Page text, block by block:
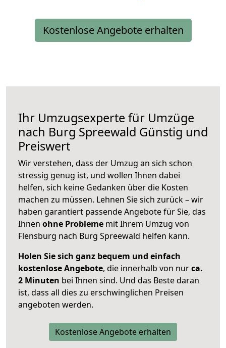
Kostenlose Angebote erhalten
Ihr Umzugsexperte für Umzüge
nach Burg Spreewald Günstig und
Preiswert
Wir verstehen, dass der Umzug an sich schon
stressig genug ist, und wollen Ihnen dabei
helfen, sich keine Gedanken über die Kosten
machen zu müssen. Lehnen Sie sich zurück – wir
haben garantiert passende Angebote für Sie, das
Ihnen ohne Probleme mit Ihrem Umzug von
Flensburg nach Burg Spreewald helfen kann.
Holen Sie sich ganz bequem und einfach
kostenlose Angebote, die innerhalb von nurca.
2 Minuten bei Ihnen sind. Und das Beste daran
ist, dass all dies zu erschwinglichen Preisen
angeboten werden.
Kostenlose Angebote erhalten